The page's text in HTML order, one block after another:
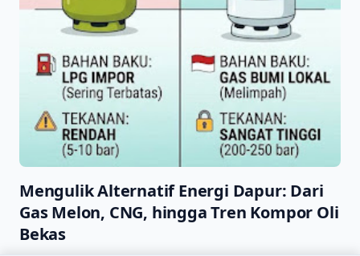
Mengulik Alternatif Energi Dapur: Dari
Gas Melon, CNG, hingga Tren Kompor Oli
Bekas